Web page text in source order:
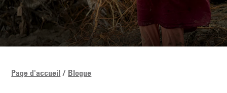
Page d'accueil Blogue